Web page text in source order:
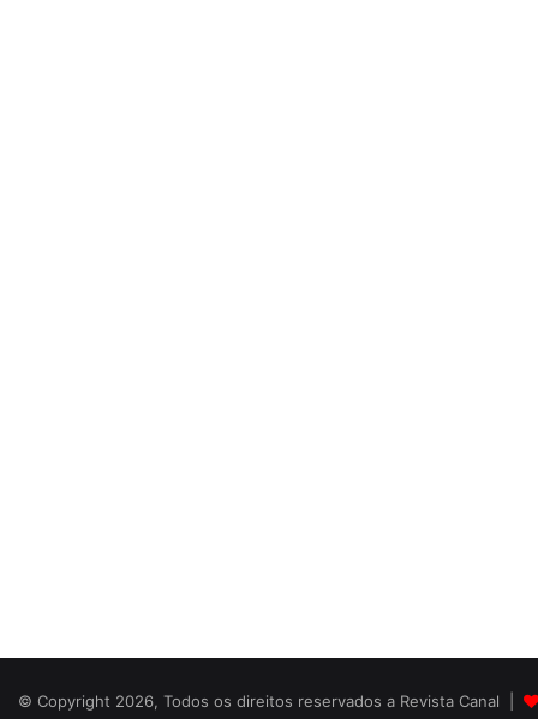
© Copyright 2026, Todos os direitos reservados a Revista Canal |